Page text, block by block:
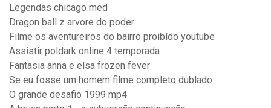
Legendas chicago med
Dragon ball z arvore do poder
Filme os aventureiros do bairro proibído youtube
Assistir poldark online 4 temporada
Fantasia anna e elsa frozen fever
Se eu fosse um homem filme completo dublado
O grande desafio 1999 mp4